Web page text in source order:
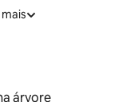
árvore